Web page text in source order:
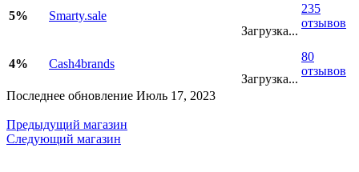
5%
Smarty.sale
Загрузка...
235
отзывов
4%
Cash4brands
Загрузка...
80
отзывов
Последнее обновление Июль 17, 2023
Предыдущий магазин
Следующий магазин